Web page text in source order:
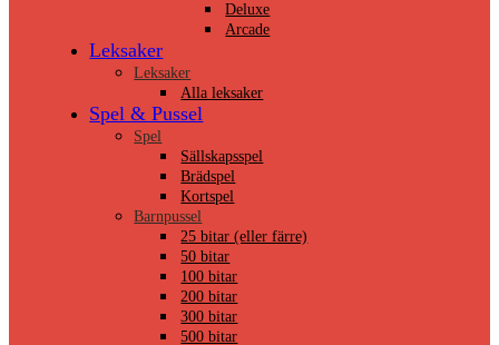
Deluxe
Arcade
Leksaker
Leksaker
Alla leksaker
Spel & Pussel
Spel
Sällskapsspel
Brädspel
Kortspel
Barnpussel
25 bitar (eller färre)
50 bitar
100 bitar
200 bitar
300 bitar
500 bitar